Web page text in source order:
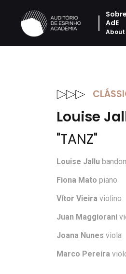
AdE
About
Louise
"TANZ"
Louise Jallu
Fiona Mato piano
Vítor Vieira violino
Juan Maggiorani
Joana Nunes viola
Marco Pereira